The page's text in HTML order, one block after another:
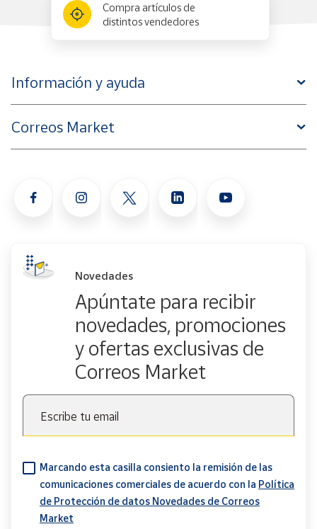
Compra artículos de
distintos vendedores
Información y ayuda
Correos Market
Novedades
Apúntate para recibir
novedades, promociones
y ofertas exclusivas de
Correos Market
Escribe tu email
Marcando esta casilla consiento la remisión de las
comunicaciones comerciales de acuerdo con la Política
de Protección de datos Novedades de Correos
Market